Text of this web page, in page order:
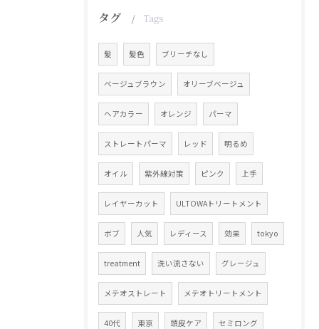
タグ Tags
髪 髪色 ブリーチなし
ベージュブラウン オリーブベージュ
ヘアカラー オレンジ パーマ
ストレートパーマ レッド 明るめ
オイル 紫外線対策 ピンク 上手
レイヤーカット ULTOWAトリートメント
ボブ 人気 レディース 効果 tokyo
treatment 洗い流さない グレージュ
メテオストレート メテオトリートメント
40代 東京 頭皮ケア セミロング